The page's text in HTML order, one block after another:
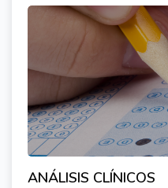
ANÁLISIS CLÍNICOS